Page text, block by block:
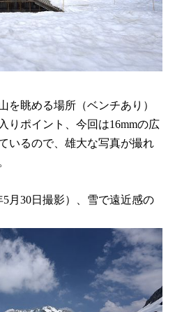
眺める場所（ベンチあり）
りポイント、今回は16mmの広
いるので、雄大な写真が撮れ
月30日撮影）、雪で遠近感の